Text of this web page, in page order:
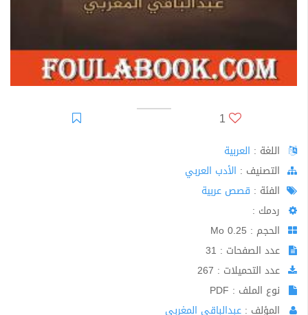
1
اللغة : العربية
اﻟﺘﺼﻨﻴﻒ : الأدب العربي
الفئة : قصص عربية
ردمك :
الحجم : 0.25 Mo
عدد الصفحات : 31
عدد التحميلات : 267
نوع الملف : PDF
المؤلف : عبدالباقي المغربي